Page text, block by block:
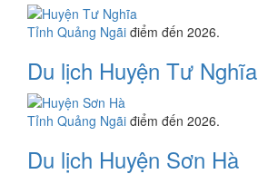
Tỉnh Quảng Ngãi điểm đến 2026.
Du lịch Huyện Tư Nghĩa
Tỉnh Quảng Ngãi điểm đến 2026.
Du lịch Huyện Sơn Hà